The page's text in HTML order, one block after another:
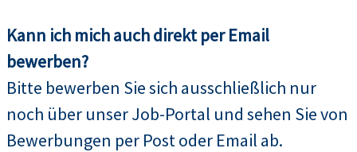
Kann ich mich auch direkt per Email
bewerben?
Bitte bewerben Sie sich ausschließlich nur
noch über unser Job-Portal und sehen Sie von
Bewerbungen per Post oder Email ab.